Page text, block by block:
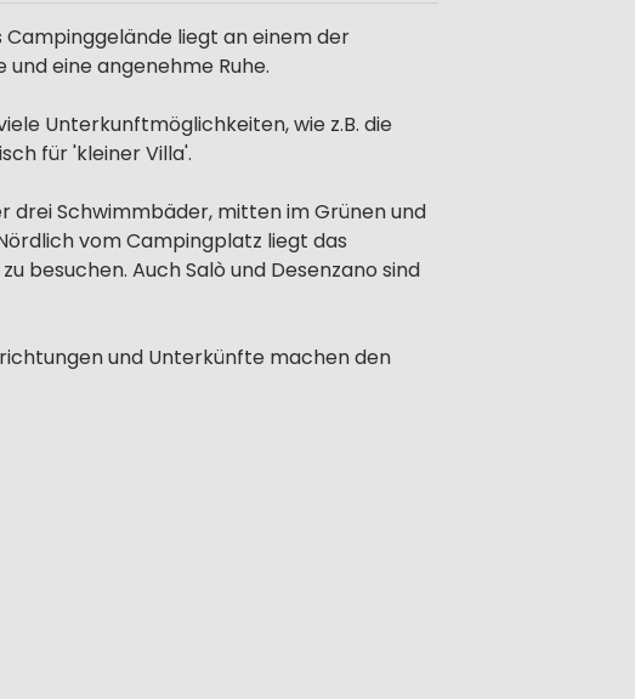
Campinggelände liegt an einem der
eine angenehme Ruhe.
Unterkunftmöglichkeiten, wie z.B. die
für 'kleiner Villa'.
drei Schwimmbäder, mitten im Grünen und
vom Campingplatz liegt das
besuchen. Auch Salò und Desenzano sind
und Unterkünfte machen den